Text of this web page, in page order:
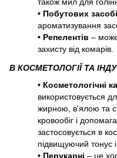
• Побутових
ароматизування
• Репелентів –
захисту від комарів.
В КОСМЕТОЛОГІЇ ТА
• Косметологічні
використовується
жирною, в'ялою та
кровообіг і
застосовується в
підвищуючий тонус
• Перукарні – це